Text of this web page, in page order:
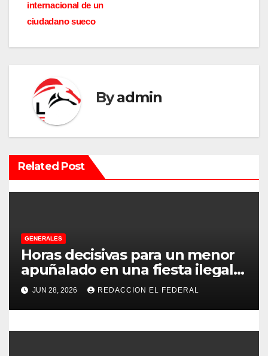
e
g
c
ó
n
d
e
n
t
r
a
internacional de un
ciudadano sueco
Byadmin
Related Post
GENERALES
Horas decisivas para un menor
apuñalado en una fiesta ilegal
con más de 500 asistentes en
Chilecito
JUN 28, 2026 REDACCION EL FEDERAL